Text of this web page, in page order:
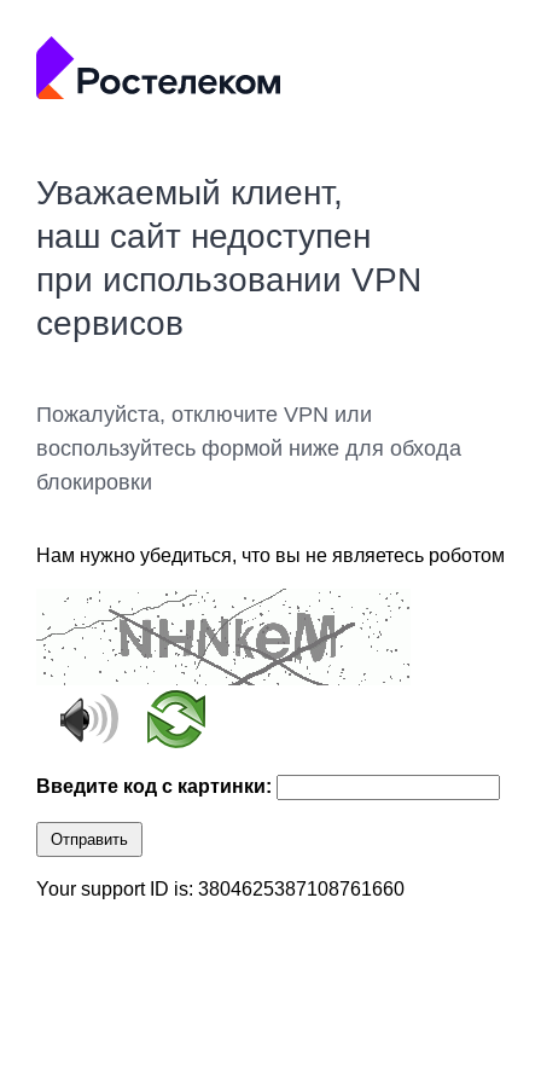
Уважаемый клиент,
наш сайт недоступен
при использовании VPN
сервисов
Пожалуйста, отключите VPN или
воспользуйтесь формой ниже для обхода
блокировки
Нам нужно убедиться, что вы не являетесь роботом
Введите код с картинки:
Отправить
Your support ID is: 3804625387108761660